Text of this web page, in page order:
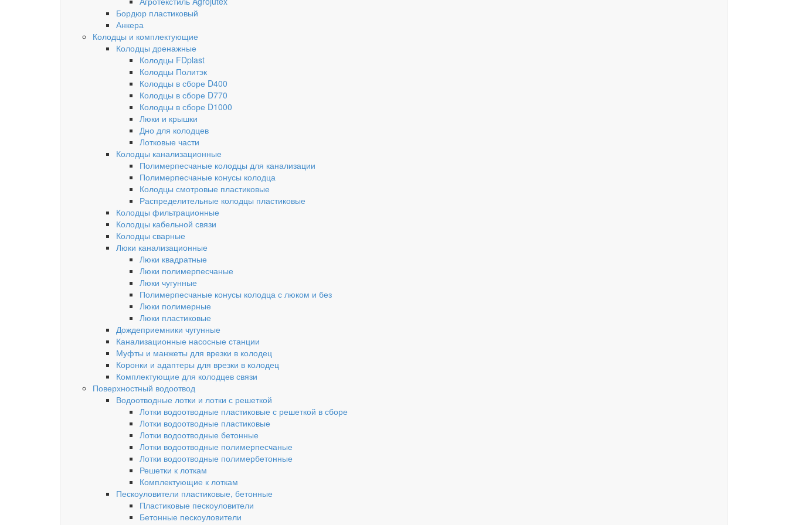
Бордюр пластиковый
Анкера
Колодцы и комплектующие
Колодцы дренажные
Колодцы FDplast
Колодцы Политэк
Колодцы в сборе D400
Колодцы в сборе D770
Колодцы в сборе D1000
Люки и крышки
Дно для колодцев
Лотковые части
Колодцы канализационные
Полимерпесчаные колодцы для канализации
Полимерпесчаные конусы колодца
Колодцы смотровые пластиковые
Распределительные колодцы пластиковые
Колодцы фильтрационные
Колодцы кабельной связи
Колодцы сварные
Люки канализационные
Люки квадратные
Люки полимерпесчаные
Люки чугунные
Полимерпесчаные конусы колодца с люком и без
Люки полимерные
Люки пластиковые
Дождеприемники чугунные
Канализационные насосные станции
Муфты и манжеты для врезки в колодец
Коронки и адаптеры для врезки в колодец
Комплектующие для колодцев связи
Поверхностный водоотвод
Водоотводные лотки и лотки с решеткой
Лотки водоотводные пластиковые с решеткой в сборе
Лотки водоотводные пластиковые
Лотки водоотводные бетонные
Лотки водоотводные полимерпесчаные
Лотки водоотводные полимербетонные
Решетки к лоткам
Комплектующие к лоткам
Пескоуловители пластиковые, бетонные
Пластиковые пескоуловители
Бетонные пескоуловители